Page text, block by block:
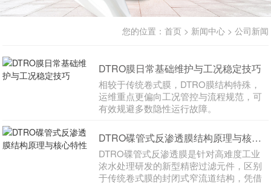
您的位置： 首页> 新闻中心> 公司新闻
DTRO膜日常基础维护与工况稳定技巧
相较于传统卷式膜，DTRO膜结构特殊，
运维重点更偏向工况管控与流程规范，可
有效规避多数隐性运行故障。
DTRO碟管式反渗透膜结构原理与核心特性
DTRO碟管式反渗透膜是针对高难度工业
浓水处理研发的新型精密过滤元件，区别
于传统卷式膜的封闭式窄流道结构，凭借